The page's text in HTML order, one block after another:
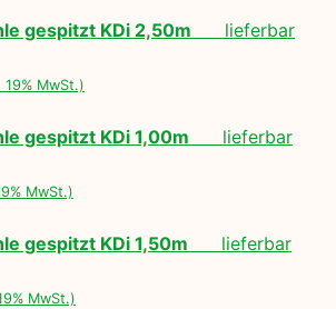
gespitzt KDi 2,50m lieferbar
19% MwSt.)
gespitzt KDi 1,00m lieferbar
MwSt.)
gespitzt KDi 1,50m lieferbar
MwSt.)